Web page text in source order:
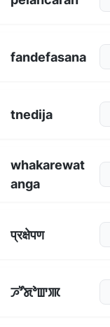
fandefasana
tnedija
whakarewat
anga
प्रक्षेपण
ꯍꯧꯗꯣꯛꯄ